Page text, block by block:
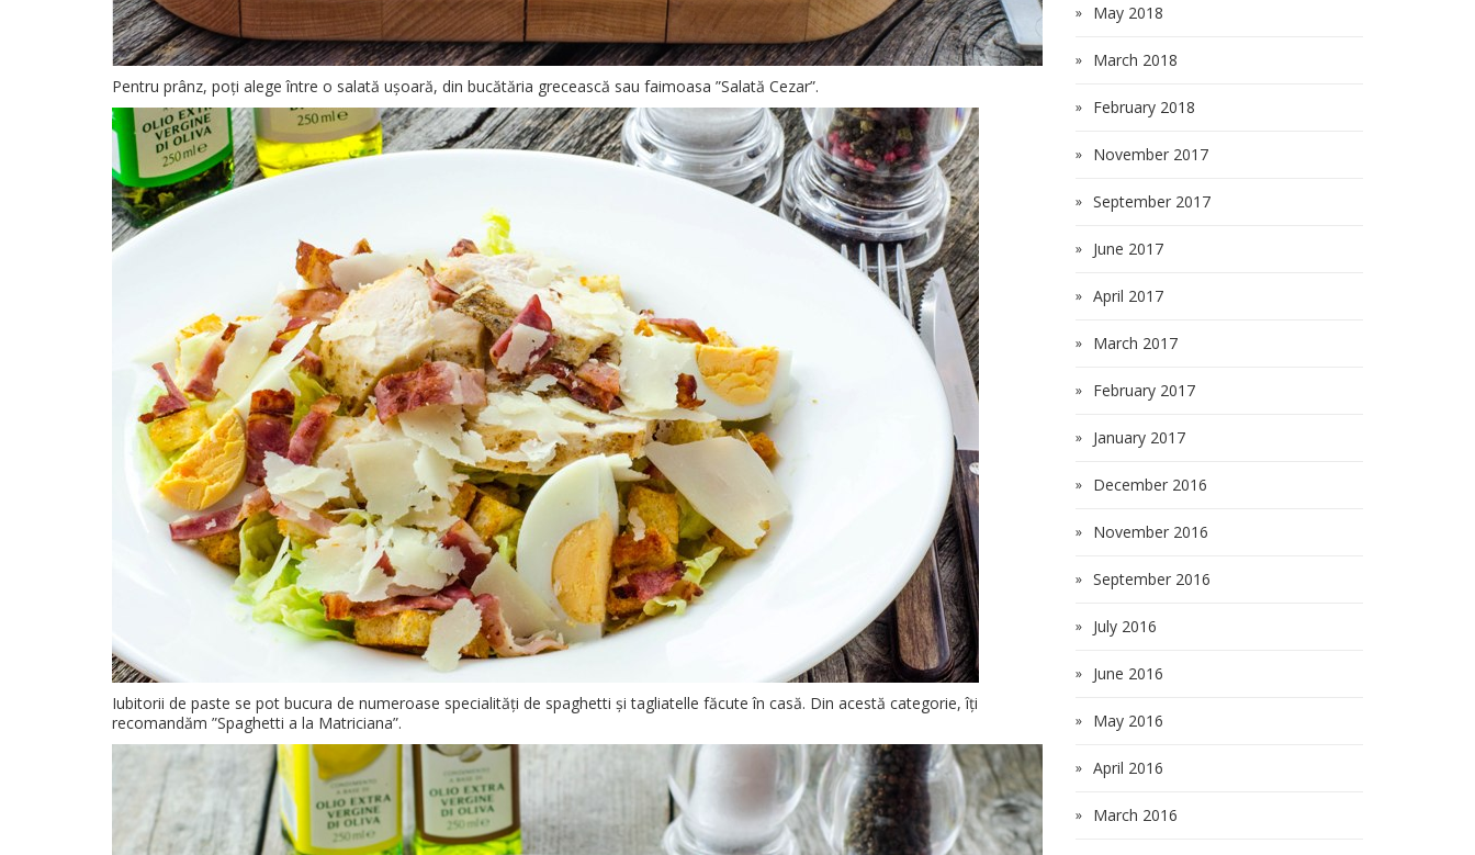
Pentru prânz, poți alege între o salată ușoară, din bucătăria grecească sau faimoasa ”Salată Cezar”.
Iubitorii de paste se pot bucura de numeroase specialități de spaghetti și tagliatelle făcute în casă. Din acestă categorie, îți
recomandăm ”Spaghetti a la Matriciana”.
May 2018
March 2018
February 2018
November 2017
September 2017
June 2017
April 2017
March 2017
February 2017
January 2017
December 2016
November 2016
September 2016
July 2016
June 2016
May 2016
April 2016
March 2016